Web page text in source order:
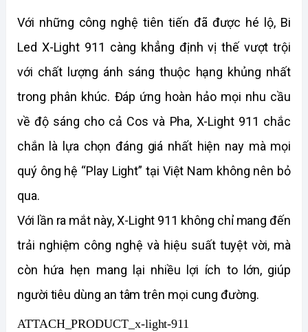
Với những công nghệ tiên tiến đã được hé lộ, Bi
Led X-Light 911 càng khẳng định vị thế vượt trội
với chất lượng ánh sáng thuộc hạng khủng nhất
trong phân khúc. Đáp ứng hoàn hảo mọi nhu cầu
về độ sáng cho cả Cos và Pha, X-Light 911 chắc
chắn là lựa chọn đáng giá nhất hiện nay mà mọi
quý ông hệ “Play Light” tại Việt Nam không nên bỏ
qua.
Với lần ra mắt này, X-Light 911 không chỉ mang đến
trải nghiệm công nghệ và hiệu suất tuyệt vời, mà
còn hứa hẹn mang lại nhiều lợi ích to lớn, giúp
người tiêu dùng an tâm trên mọi cung đường.
ATTACH_PRODUCT_x-light-911